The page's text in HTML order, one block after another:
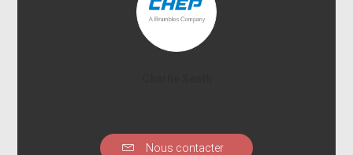
Nous contacter